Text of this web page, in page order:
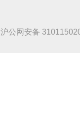
沪公网安备